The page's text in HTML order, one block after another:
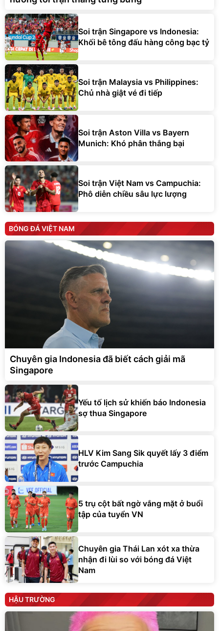
Soi trận Singapore vs Indonesia:
Khối bê tông đấu hàng công bạc tỷ
Soi trận Malaysia vs Philippines:
Chủ nhà giật vé đi tiếp
Soi trận Aston Villa vs Bayern
Munich: Khó phân thắng bại
Soi trận Việt Nam vs Campuchia:
Phô diễn chiều sâu lực lượng
BÓNG ĐÁ VIỆT NAM
Chuyên gia Indonesia đã biết cách giải mã
Singapore
Yếu tố lịch sử khiến báo Indonesia
sợ thua Singapore
HLV Kim Sang Sik quyết lấy 3 điểm
trước Campuchia
5 trụ cột bất ngờ vắng mặt ở buổi
tập của tuyển VN
Chuyên gia Thái Lan xót xa thừa
nhận đi lùi so với bóng đá Việt
Nam
HẬU TRƯỜNG